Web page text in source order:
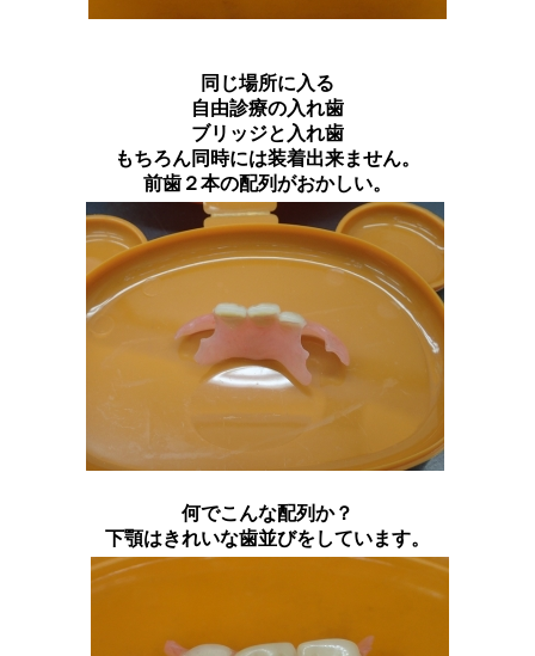
同じ場所に入る
自由診療の入れ歯
ブリッジと入れ歯
もちろん同時には装着出来ません。
前歯２本の配列がおかしい。
何でこんな配列か？
下顎はきれいな歯並びをしています。